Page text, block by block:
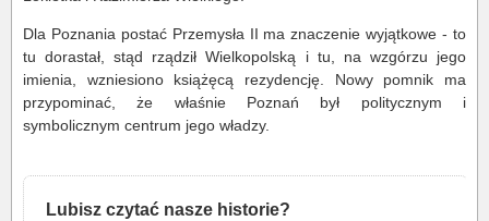
Dla Poznania postać Przemysła II ma znaczenie wyjątkowe - to
tu dorastał, stąd rządził Wielkopolską i tu, na wzgórzu jego
imienia, wzniesiono książęcą rezydencję. Nowy pomnik ma
przypominać, że właśnie Poznań był politycznym i
symbolicznym centrum jego władzy.
Lubisz czytać nasze historie?